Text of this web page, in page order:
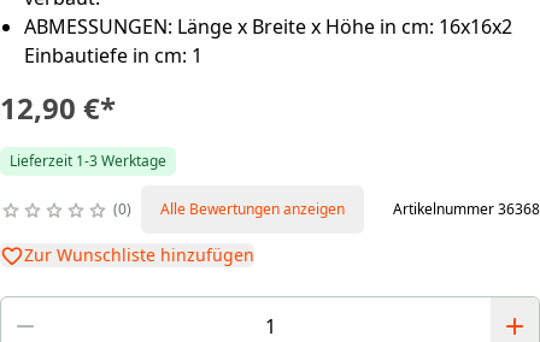
ABMESSUNGEN: Länge x Breite x Höhe in cm: 16x16x2
Einbautiefe in cm: 1
12,90 €*
Lieferzeit 1-3 Werktage
0 Alle Bewertungen anzeigen Artikelnummer 36368
Zur Wunschliste hinzufügen